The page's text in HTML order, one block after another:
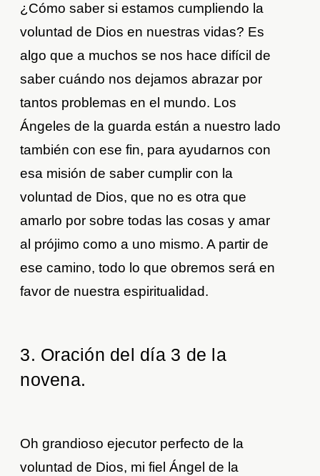
¿Cómo saber si estamos cumpliendo la
voluntad de Dios en nuestras vidas? Es
algo que a muchos se nos hace difícil de
saber cuándo nos dejamos abrazar por
tantos problemas en el mundo. Los
Ángeles de la guarda están a nuestro lado
también con ese fin, para ayudarnos con
esa misión de saber cumplir con la
voluntad de Dios, que no es otra que
amarlo por sobre todas las cosas y amar
al prójimo como a uno mismo. A partir de
ese camino, todo lo que obremos será en
favor de nuestra espiritualidad.
3. Oración del día 3 de la
novena.
Oh grandioso ejecutor perfecto de la
voluntad de Dios, mi fiel Ángel de la